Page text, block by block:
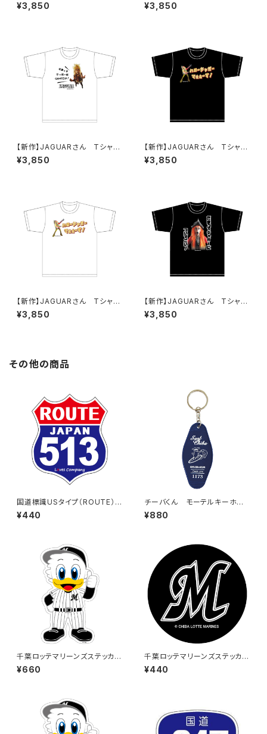
¥3,850 ¥3,850
【新作】JAGUARさん Tシャツ
（だまってジャガーについてこ
い！B）White
¥3,850
【新作】JAGUARさん Tシャツ
（ハロージャガーでぇぇーす！）Bl
ack
¥3,850
【新作】JAGUARさん Tシャツ
（ハロージャガーでぇぇーす！）W
hite
¥3,850
【新作】JAGUARさん Tシャツ
（だまってジャガーについてこ
い！A）Black
¥3,850
その他の商品
国道標識USタイプ（ROUTE）ス
テッカー 513号線
¥440
チーバくん モーテルキーホル
ダー design3
¥880
千葉ロッテマリーンズステッカー
13（大）
¥660
千葉ロッテマリーンズステッカー
6
¥440